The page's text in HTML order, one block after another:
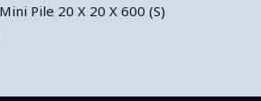
Pile 20 X 20 X 600 (S)